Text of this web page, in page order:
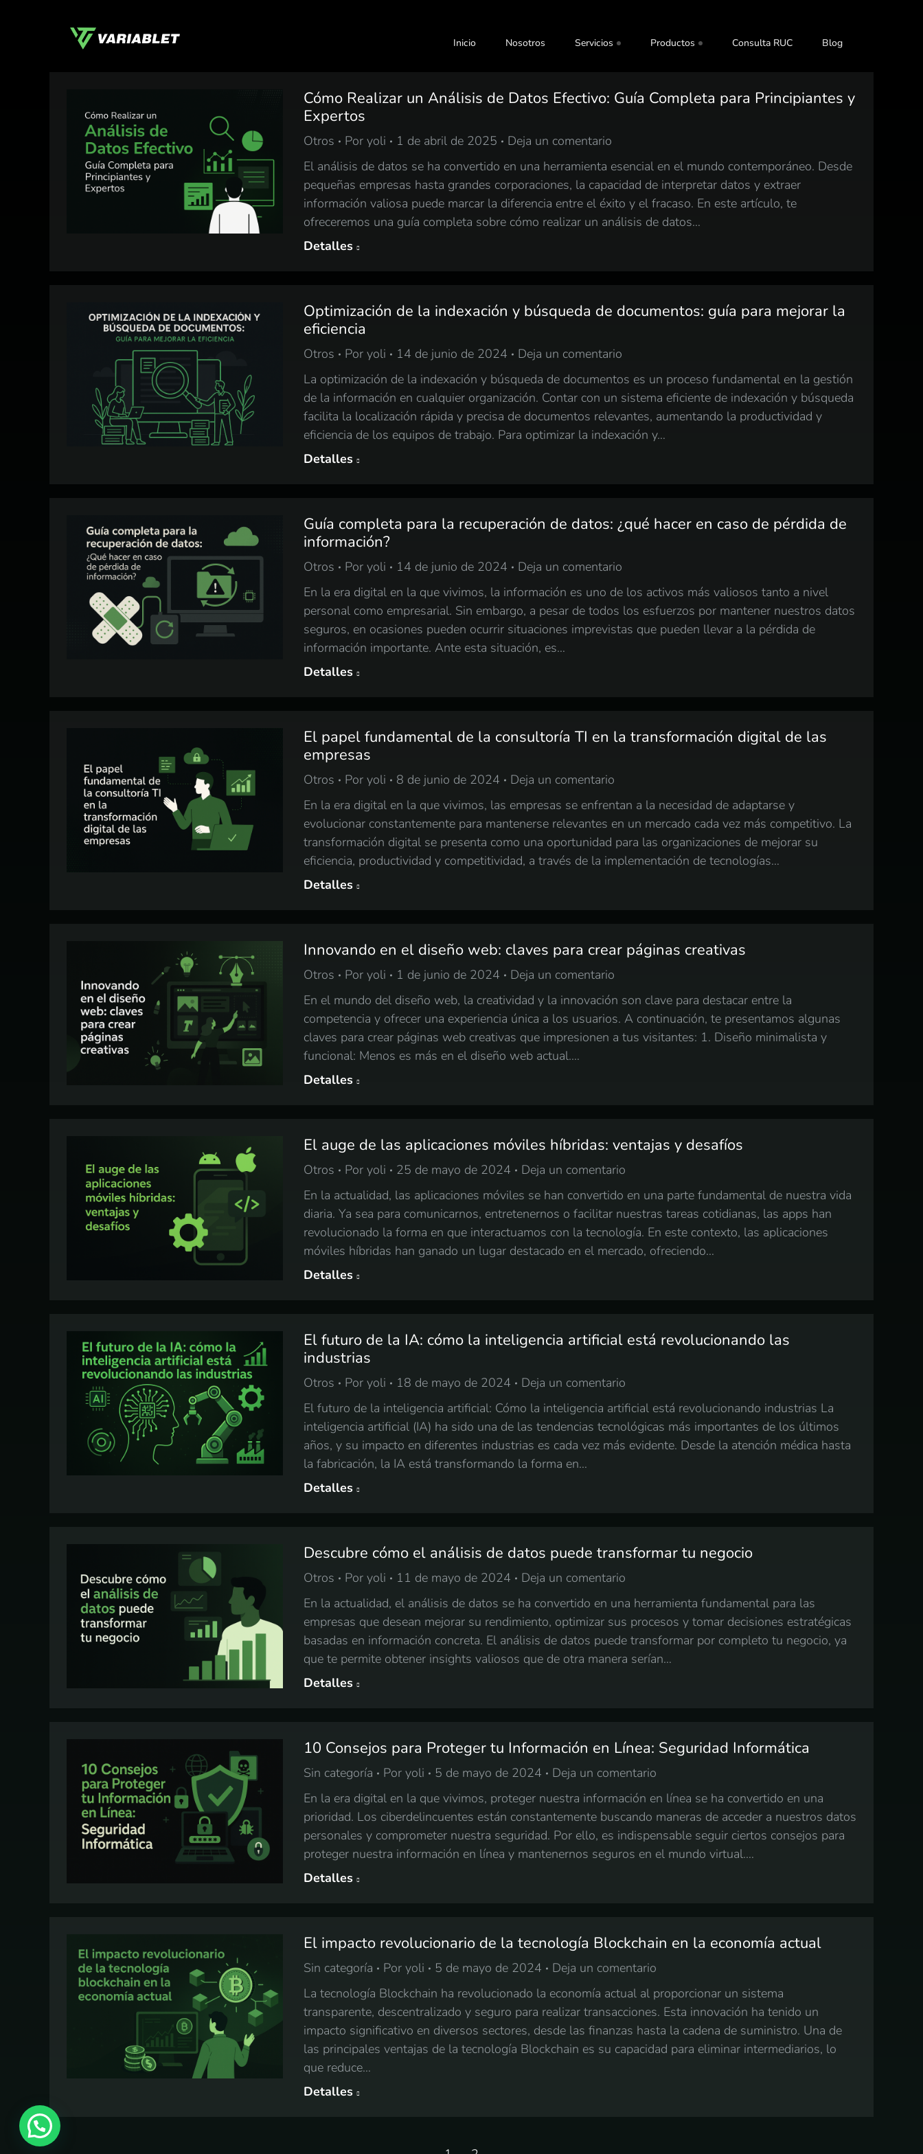
Inicio Nosotros Servicios Productos Consulta RUC Blog
Cómo Realizar un Análisis de Datos Efectivo: Guía Completa para Principiantes y
Expertos
Otros Por yoli 1 de abril de 2025
Deja un comentario
El análisis de datos se ha convertido en una herramienta esencial en el mundo contemporáneo. Desde
pequeñas empresas hasta grandes corporaciones, la capacidad de interpretar datos y extraer
información valiosa puede marcar la diferencia entre el éxito y el fracaso. En este artículo, te
ofreceremos una guía completa sobre cómo realizar un análisis de datos…
Detalles
Optimización de la indexación y búsqueda de documentos: guía para mejorar la
eficiencia
Otros Por yoli 14 de junio de 2024
Deja un comentario
La optimización de la indexación y búsqueda de documentos es un proceso fundamental en la gestión
de la información en cualquier organización. Contar con un sistema eficiente de indexación y búsqueda
facilita la localización rápida y precisa de documentos relevantes, aumentando la productividad y
eficiencia de los equipos de trabajo. Para optimizar la indexación y…
Detalles
Guía completa para la recuperación de datos: ¿qué hacer en caso de pérdida de
información?
Otros Por yoli 14 de junio de 2024
Deja un comentario
En la era digital en la que vivimos, la información es uno de los activos más valiosos tanto a nivel
personal como empresarial. Sin embargo, a pesar de todos los esfuerzos por mantener nuestros datos
seguros, en ocasiones pueden ocurrir situaciones imprevistas que pueden llevar a la pérdida de
información importante. Ante esta situación, es…
Detalles
El papel fundamental de la consultoría TI en la transformación digital de las
empresas
Otros Por yoli 8 de junio de 2024
Deja un comentario
En la era digital en la que vivimos, las empresas se enfrentan a la necesidad de adaptarse y
evolucionar constantemente para mantenerse relevantes en un mercado cada vez más competitivo. La
transformación digital se presenta como una oportunidad para las organizaciones de mejorar su
eficiencia, productividad y competitividad, a través de la implementación de tecnologías…
Detalles
Innovando en el diseño web: claves para crear páginas creativas
Otros Por yoli 1 de junio de 2024
Deja un comentario
En el mundo del diseño web, la creatividad y la innovación son clave para destacar entre la
competencia y ofrecer una experiencia única a los usuarios. A continuación, te presentamos algunas
claves para crear páginas web creativas que impresionen a tus visitantes: 1. Diseño minimalista y
funcional: Menos es más en el diseño web actual.…
Detalles
El auge de las aplicaciones móviles híbridas: ventajas y desafíos
Otros Por yoli 25 de mayo de 2024
Deja un comentario
En la actualidad, las aplicaciones móviles se han convertido en una parte fundamental de nuestra vida
diaria. Ya sea para comunicarnos, entretenernos o facilitar nuestras tareas cotidianas, las apps han
revolucionado la forma en que interactuamos con la tecnología. En este contexto, las aplicaciones
móviles híbridas han ganado un lugar destacado en el mercado, ofreciendo…
Detalles
El futuro de la IA: cómo la inteligencia artificial está revolucionando las
industrias
Otros Por yoli 18 de mayo de 2024
Deja un comentario
El futuro de la inteligencia artificial: Cómo la inteligencia artificial está revolucionando industrias La
inteligencia artificial (IA) ha sido una de las tendencias tecnológicas más importantes de los últimos
años, y su impacto en diferentes industrias es cada vez más evidente. Desde la atención médica hasta
la fabricación, la IA está transformando la forma en…
Detalles
Descubre cómo el análisis de datos puede transformar tu negocio
Otros Por yoli 11 de mayo de 2024
Deja un comentario
En la actualidad, el análisis de datos se ha convertido en una herramienta fundamental para las
empresas que desean mejorar su rendimiento, optimizar sus procesos y tomar decisiones estratégicas
basadas en información concreta. El análisis de datos puede transformar por completo tu negocio, ya
que te permite obtener insights valiosos que de otra manera serían…
Detalles
10 Consejos para Proteger tu Información en Línea: Seguridad Informática
Sin categoría Por yoli 5 de mayo de 2024
Deja un comentario
En la era digital en la que vivimos, proteger nuestra información en línea se ha convertido en una
prioridad. Los ciberdelincuentes están constantemente buscando maneras de acceder a nuestros datos
personales y comprometer nuestra seguridad. Por ello, es indispensable seguir ciertos consejos para
proteger nuestra información en línea y mantenernos seguros en el mundo virtual.…
Detalles
El impacto revolucionario de la tecnología Blockchain en la economía actual
Sin categoría Por yoli 5 de mayo de 2024
Deja un comentario
La tecnología Blockchain ha revolucionado la economía actual al proporcionar un sistema
transparente, descentralizado y seguro para realizar transacciones. Esta innovación ha tenido un
impacto significativo en diversos sectores, desde las finanzas hasta la cadena de suministro. Una de
las principales ventajas de la tecnología Blockchain es su capacidad para eliminar intermediarios, lo
que reduce…
Detalles